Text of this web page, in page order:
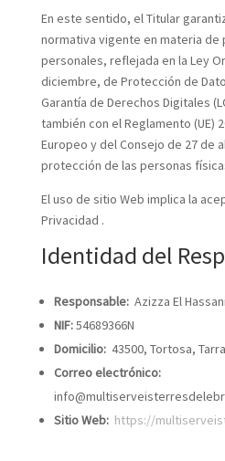
En este sentido, el Titular
normativa vigente en materia
personales, reflejada en la Ley
diciembre, de Protección de
Garantía de Derechos Digitales
también con el Reglamento (UE)
Europeo y del Consejo de 27 de
protección de las personas
El uso de sitio Web implica la
Privacidad .
Identidad del
Responsable:Azizza El
NIF:54689366N
Domicilio:43500, Tortosa,
Correo electrónico:
Sitio Web: https://